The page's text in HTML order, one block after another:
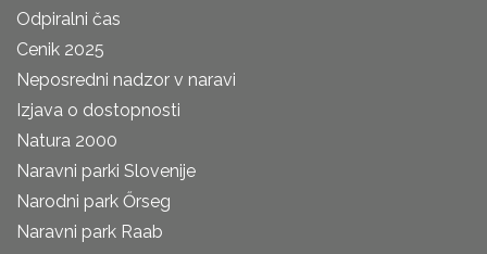
Odpiralni čas
Cenik 2025
Neposredni nadzor v naravi
Izjava o dostopnosti
Natura 2000
Naravni parki Slovenije
Narodni park Őrseg
Naravni park Raab